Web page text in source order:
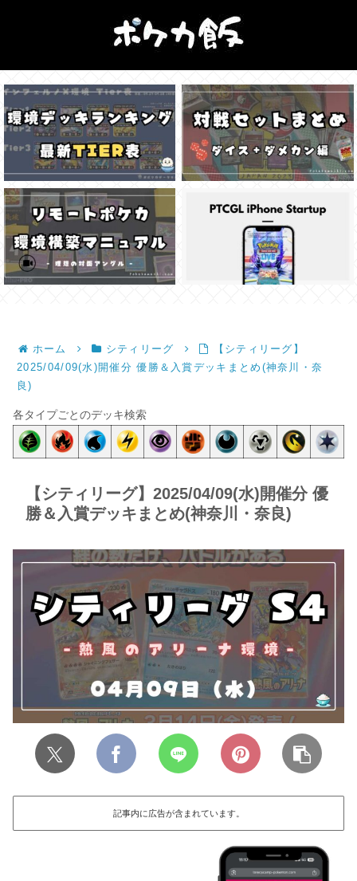
ホーム シティリーグ
【シティリーグ】
2025/04/09(水)開催分 優勝＆入賞デッキまとめ(神奈川・奈
良)
各タイプごとのデッキ検索
【シティリーグ】2025/04/09(水)開催分 優
勝＆入賞デッキまとめ(神奈川・奈良)
記事内に広告が含まれています。